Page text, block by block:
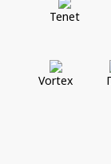
Tenet
Vortex